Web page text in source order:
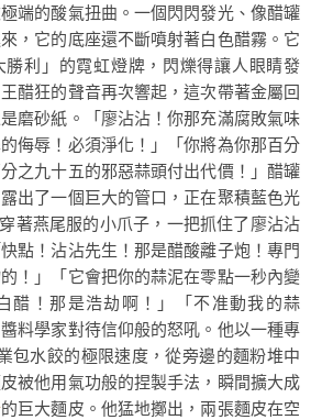
端的酸氣扭曲。一個閃閃發光、像醋罐
，它的底座還不斷噴射著白色醋霧。它
勝利」的霓虹燈牌，閃爍得讓人眼睛發
醋狂的聲音再次響起，這次帶著金屬回
磨砂紙。「廖沾沾！你那充滿腐敗氣味
侮辱！必須淨化！」「你將為你那百分
之九十五的邪惡蒜頭付出代價！」醋罐
出了一個巨大的管口，正在聚積藍色光
著燕尾服的小爪子，一把抓住了廖沾沾
點！沾沾先生！那是醋酸離子炮！專門
！」「它會把你的蒜泥在零點一秒內變
醋！那是浩劫啊！」「不准動我的蒜
料學家對待信仰般的怒吼。他以一種專
包水餃的極限速度，從旁邊的麵粉堆中
被他用氣功般的捏製手法，瞬間擴大成
的巨大麵皮。他猛地擲出，兩張麵皮在空